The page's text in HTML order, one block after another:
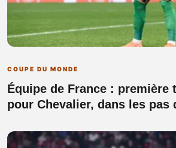
COUPE DU MONDE
Équipe de France : première
pour Chevalier, dans les pas